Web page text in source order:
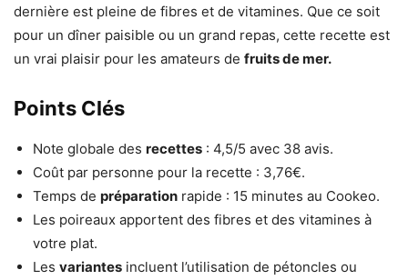
dernière est pleine de fibres et de vitamines. Que ce soit
pour un dîner paisible ou un grand repas, cette recette est
un vrai plaisir pour les amateurs de fruits de mer.
Points Clés
Note globale des recettes : 4,5/5 avec 38 avis.
Coût par personne pour la recette : 3,76€.
Temps de préparation rapide : 15 minutes au Cookeo.
Les poireaux apportent des fibres et des vitamines à
votre plat.
Les variantes incluent l’utilisation de pétoncles ou